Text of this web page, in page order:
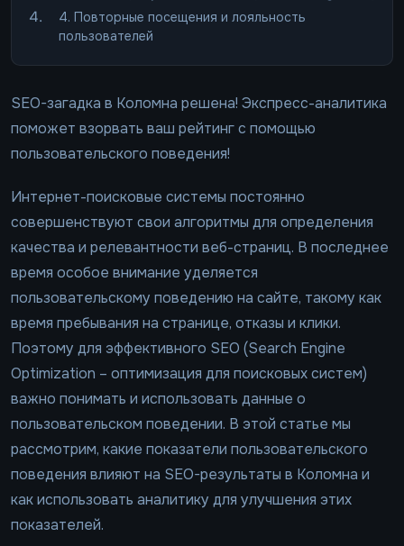
4. Повторные посещения и лояльность
пользователей
SEO-загадка в Коломна решена! Экспресс-аналитика
поможет взорвать ваш рейтинг с помощью
пользовательского поведения!
Интернет-поисковые системы постоянно
совершенствуют свои алгоритмы для определения
качества и релевантности веб-страниц. В последнее
время особое внимание уделяется
пользовательскому поведению на сайте, такому как
время пребывания на странице, отказы и клики.
Поэтому для эффективного SEO (Search Engine
Optimization – оптимизация для поисковых систем)
важно понимать и использовать данные о
пользовательском поведении. В этой статье мы
рассмотрим, какие показатели пользовательского
поведения влияют на SEO-результаты в Коломна и
как использовать аналитику для улучшения этих
показателей.